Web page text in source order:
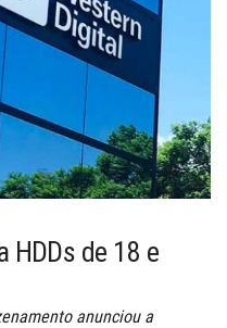
HDDs de 18 e
anunciou a